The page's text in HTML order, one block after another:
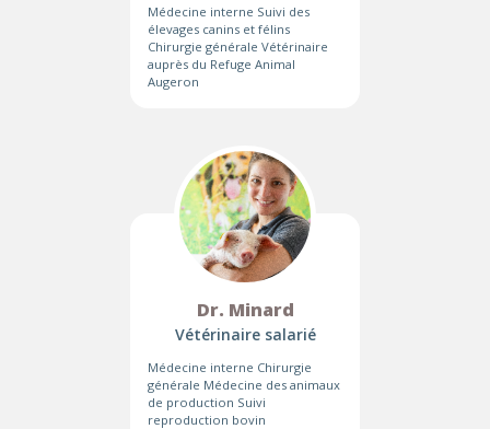
Médecine interne Suivi des
élevages canins et félins
Chirurgie générale Vétérinaire
auprès du Refuge Animal
Augeron
Dr. Minard
Vétérinaire salarié
Médecine interne Chirurgie
générale Médecine des animaux
de production Suivi
reproduction bovin